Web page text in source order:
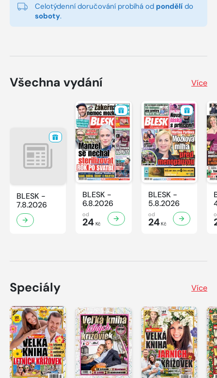
Celotýdenní doručování probíhá od pondělí do
soboty.
Všechna vydání Více
BLESK -
7.8.2026
BLESK -
6.8.2026
od
24Kč
BLESK -
5.8.2026
od
24Kč
Speciály Více